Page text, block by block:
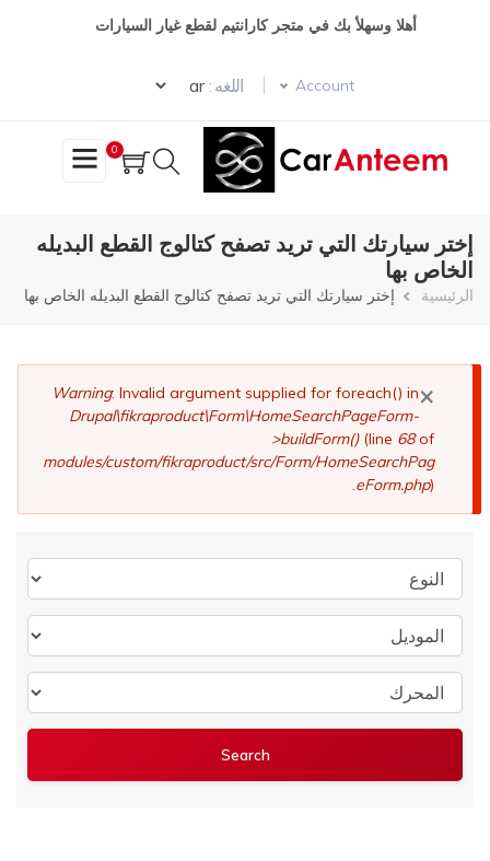
أهلا وسهلأ بك في متجر كارانتيم لقطع غيار السيارات
Account اللغه :
Select your language
0
إختر سيارتك التي تريد تصفح كتالوج القطع البديله
الخاص بها
مسار
الرئيسية إختر سيارتك التي تريد تصفح كتالوج القطع البديله الخاص بها
×
رسالة
الخطأ
Warning: Invalid argument supplied for foreach() in
Drupal\fikraproduct\Form\HomeSearchPageForm-
>buildForm()(line 68of
modules/custom/fikraproduct/src/Form/HomeSearchPag
eForm.php).
النوع
الموديل
المحرك